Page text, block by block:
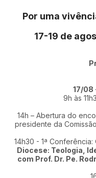
Por uma
17-19 de
17/08
9h às
14h – Abertura do
presidente da
14h30 - 1ª Conferência:
Diocese: Teologia,
com Prof. Dr. Pe.